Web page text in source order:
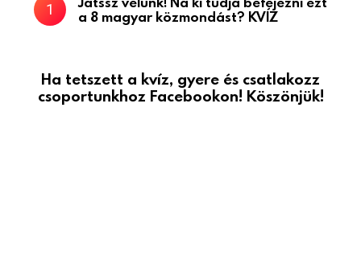
a 8 magyar közmondást? KVÍZ
Ha tetszett a kvíz, gyere és csatlakozz
csoportunkhoz Facebookon! Köszönjük!